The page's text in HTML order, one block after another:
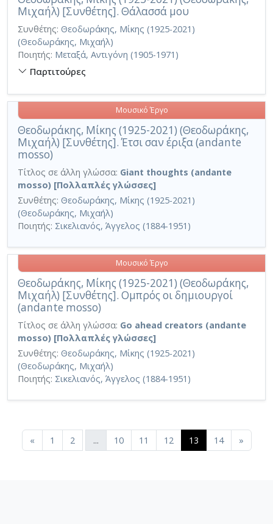
Μιχαήλ) [Συνθέτης]. Θάλασσά μου
Συνθέτης: Θεοδωράκης, Μίκης (1925-2021)
(Θεοδωράκης, Μιχαήλ)
Ποιητής: Μεταξά, Αντιγόνη (1905-1971)
Παρτιτούρες
Θεοδωράκης, Μίκης (1925-2021) (Θεοδωράκης,
Μιχαήλ) [Συνθέτης]. Έτσι σαν έριξα (andante
mosso)
Μουσικό Έργο
Τίτλος σε άλλη γλώσσα: Giant thoughts (andante
mosso) [Πολλαπλές γλώσσες]
Συνθέτης: Θεοδωράκης, Μίκης (1925-2021)
(Θεοδωράκης, Μιχαήλ)
Ποιητής: Σικελιανός, Άγγελος (1884-1951)
Θεοδωράκης, Μίκης (1925-2021) (Θεοδωράκης,
Μιχαήλ) [Συνθέτης]. Ομπρός οι δημιουργοί
(andante mosso)
Μουσικό Έργο
Τίτλος σε άλλη γλώσσα: Go ahead creators (andante
mosso) [Πολλαπλές γλώσσες]
Συνθέτης: Θεοδωράκης, Μίκης (1925-2021)
(Θεοδωράκης, Μιχαήλ)
Ποιητής: Σικελιανός, Άγγελος (1884-1951)
« 1 2 ... 10 11 12 13(current)
14 »